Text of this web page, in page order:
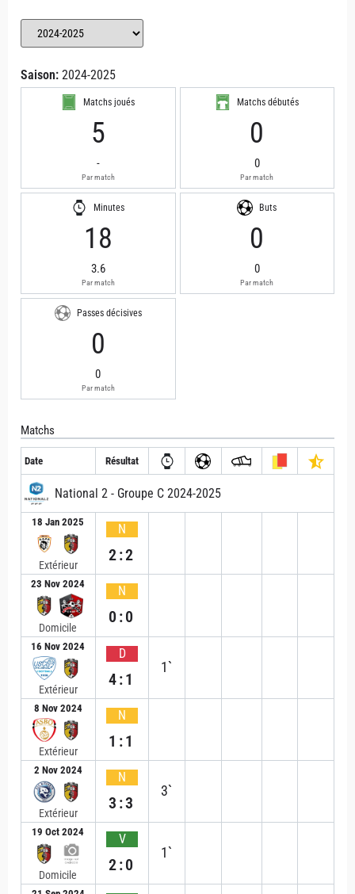
Saison: 2024-2025
Matchs joués
5
-
Par match
Matchs débutés
0
0
Par match
Minutes
18
3.6
Par match
Buts
0
0
Par match
Passes décisives
0
0
Par match
Matchs
Date Résultat
National 2 - Groupe C 2024-2025
18 Jan 2025
Extérieur
N
2:2
23 Nov 2024
Domicile
N
0:0
16 Nov 2024
Extérieur
D
4:1
1`
8 Nov 2024
Extérieur
N
1:1
2 Nov 2024
Extérieur
N
3:3
3`
19 Oct 2024
Domicile
V
2:0
1`